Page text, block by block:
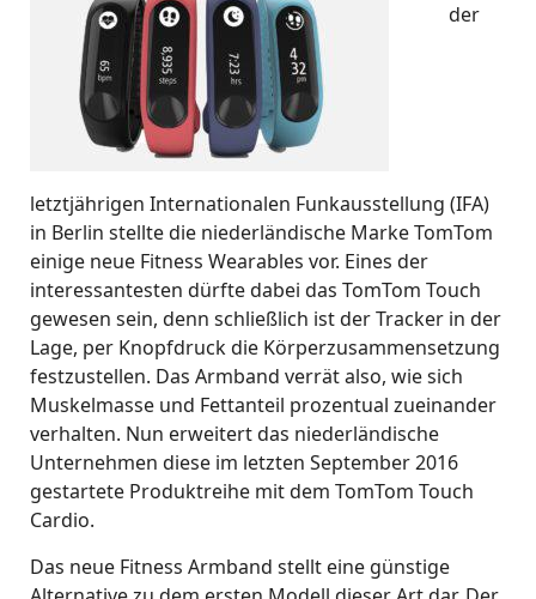
der
letztjährigen Internationalen Funkausstellung (IFA)
in Berlin stellte die niederländische Marke TomTom
einige neue Fitness Wearables vor. Eines der
interessantesten dürfte dabei das TomTom Touch
gewesen sein, denn schließlich ist der Tracker in der
Lage, per Knopfdruck die Körperzusammensetzung
festzustellen. Das Armband verrät also, wie sich
Muskelmasse und Fettanteil prozentual zueinander
verhalten. Nun erweitert das niederländische
Unternehmen diese im letzten September 2016
gestartete Produktreihe mit dem TomTom Touch
Cardio.
Das neue Fitness Armband stellt eine günstige